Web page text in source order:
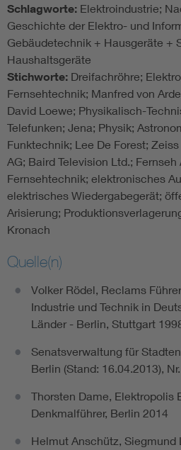
Schlagworte: Elektroindustrie;
Geschichte der Elektro- und
Gebäudetechnik + Hausgeräte +
Haushaltsgeräte
Stichworte: Dreifachröhre;
Fernsehtechnik; Manfred von
David Loewe; Physikalisch-
Telefunken; Jena; Physik;
Funktechnik; Lee De Forest;
AG; Baird Television Ltd.; Fernseh
Fernsehtechnik; elektronisches
elektrisches Wiedergabegerät;
Arisierung;
Kronach
Quelle(n)
Volker Rödel, Reclams
Industrie und Technik in
Länder - Berlin, Stuttgart
Senatsverwaltung für
Berlin (Stand: 16.04.2013),
Thorsten Dame, Elektropolis
Denkmalführer, Berlin 2014
Helmut Anschütz, Siegmund